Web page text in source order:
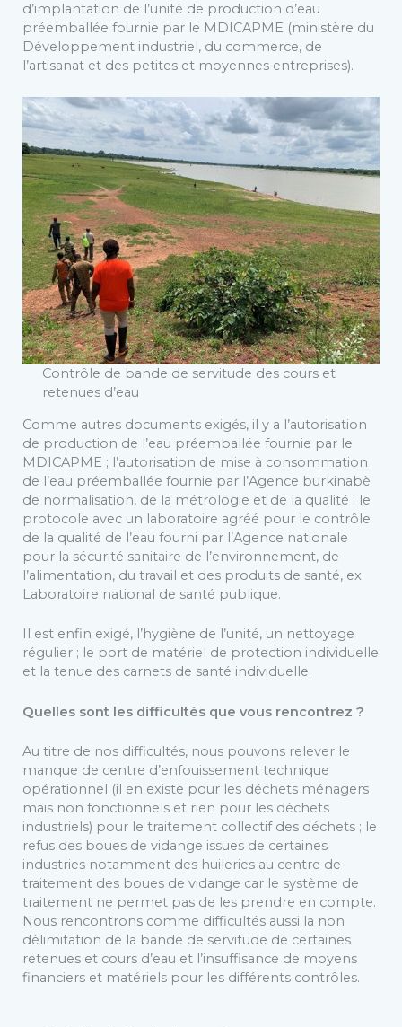
d’implantation de l’unité de production d’eau
préemballée fournie par le MDICAPME (ministère du
Développement industriel, du commerce, de
l’artisanat et des petites et moyennes entreprises).
Contrôle de bande de servitude des cours et
retenues d’eau
Comme autres documents exigés, il y a l’autorisation
de production de l’eau préemballée fournie par le
MDICAPME ; l’autorisation de mise à consommation
de l’eau préemballée fournie par l’Agence burkinabè
de normalisation, de la métrologie et de la qualité ; le
protocole avec un laboratoire agréé pour le contrôle
de la qualité de l’eau fourni par l’Agence nationale
pour la sécurité sanitaire de l’environnement, de
l’alimentation, du travail et des produits de santé, ex
Laboratoire national de santé publique.
Il est enfin exigé, l’hygiène de l’unité, un nettoyage
régulier ; le port de matériel de protection individuelle
et la tenue des carnets de santé individuelle.
Quelles sont les difficultés que vous rencontrez ?
Au titre de nos difficultés, nous pouvons relever le
manque de centre d’enfouissement technique
opérationnel (il en existe pour les déchets ménagers
mais non fonctionnels et rien pour les déchets
industriels) pour le traitement collectif des déchets ; le
refus des boues de vidange issues de certaines
industries notamment des huileries au centre de
traitement des boues de vidange car le système de
traitement ne permet pas de les prendre en compte.
Nous rencontrons comme difficultés aussi la non
délimitation de la bande de servitude de certaines
retenues et cours d’eau et l’insuffisance de moyens
financiers et matériels pour les différents contrôles.